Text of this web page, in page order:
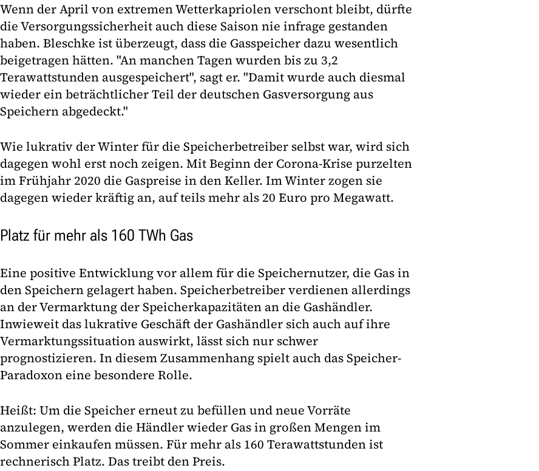
Wenn der April von extremen Wetterkapriolen verschont bleibt, dürfte
die Versorgungssicherheit auch diese Saison nie infrage gestanden
haben. Bleschke ist überzeugt, dass die Gasspeicher dazu wesentlich
beigetragen hätten. "An manchen Tagen wurden bis zu 3,2
Terawattstunden ausgespeichert", sagt er. "Damit wurde auch diesmal
wieder ein beträchtlicher Teil der deutschen Gasversorgung aus
Speichern abgedeckt."
Wie lukrativ der Winter für die Speicherbetreiber selbst war, wird sich
dagegen wohl erst noch zeigen. Mit Beginn der Corona-Krise purzelten
im Frühjahr 2020 die Gaspreise in den Keller. Im Winter zogen sie
dagegen wieder kräftig an, auf teils mehr als 20 Euro pro Megawatt.
Platz für mehr als 160 TWh Gas
Eine positive Entwicklung vor allem für die Speichernutzer, die Gas in
den Speichern gelagert haben. Speicherbetreiber verdienen allerdings
an der Vermarktung der Speicherkapazitäten an die Gashändler.
Inwieweit das lukrative Geschäft der Gashändler sich auch auf ihre
Vermarktungssituation auswirkt, lässt sich nur schwer
prognostizieren. In diesem Zusammenhang spielt auch das Speicher-
Paradoxon eine besondere Rolle.
Heißt: Um die Speicher erneut zu befüllen und neue Vorräte
anzulegen, werden die Händler wieder Gas in großen Mengen im
Sommer einkaufen müssen. Für mehr als 160 Terawattstunden ist
rechnerisch Platz. Das treibt den Preis.